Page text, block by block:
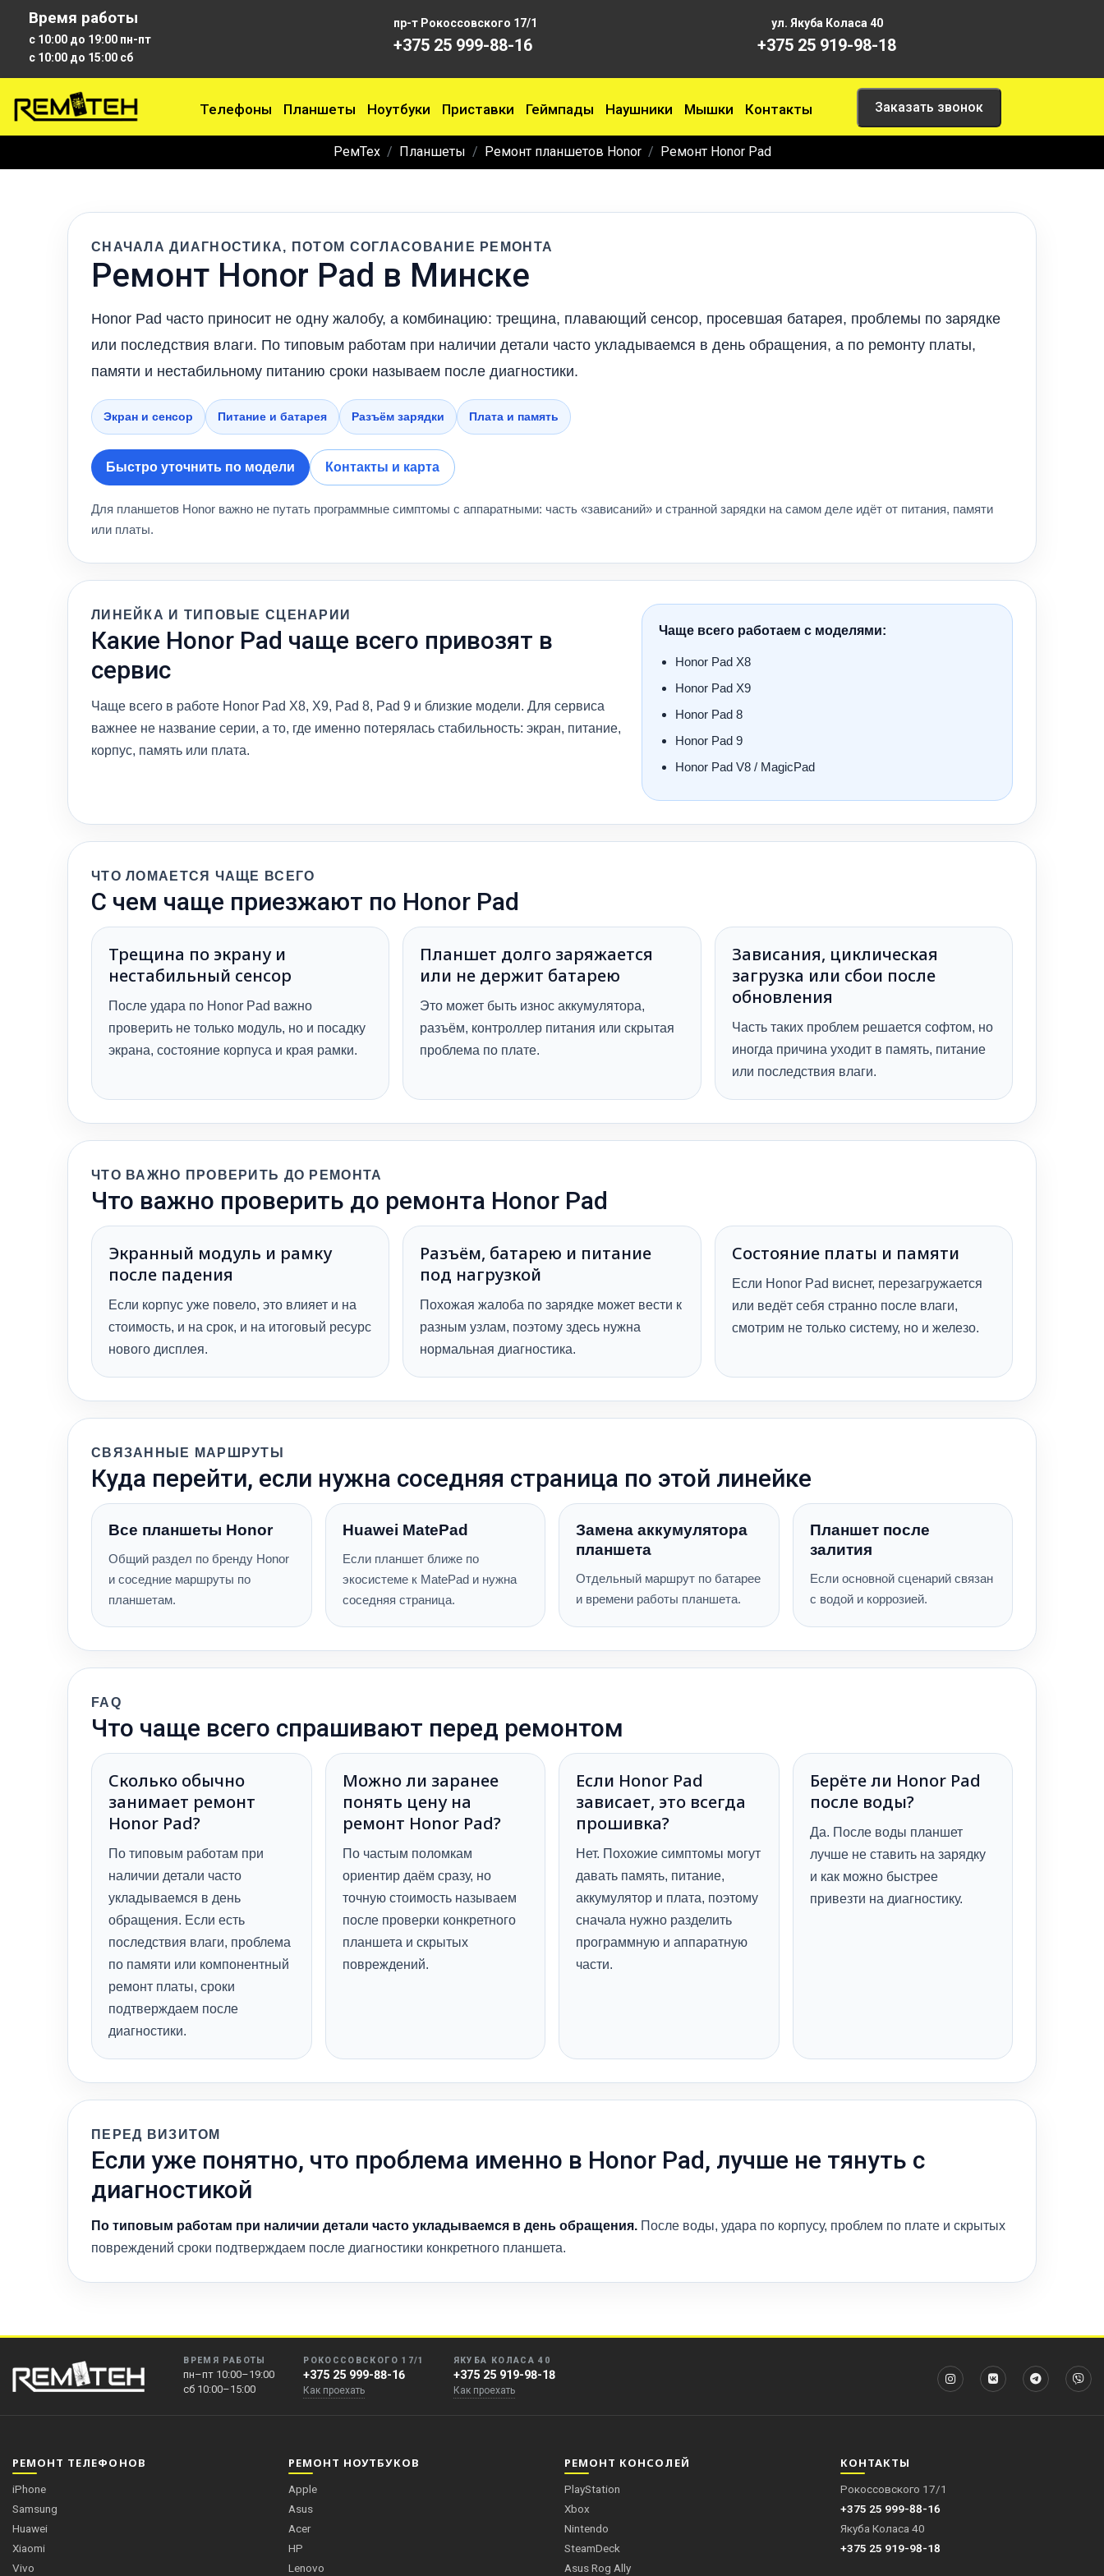
Время работы
с 10:00 до 19:00 пн-пт
с 10:00 до 15:00 сб
пр-т Рокоссовского 17/1
+375 25 999-88-16
ул. Якуба Коласа 40
+375 25 919-98-18
Телефоны Планшеты Ноутбуки Приставки Геймпады Наушники Мышки Контакты Заказать звонок
РемТех Планшеты Ремонт планшетов Honor Ремонт Honor Pad
СНАЧАЛА ДИАГНОСТИКА, ПОТОМ СОГЛАСОВАНИЕ РЕМОНТА
Ремонт Honor Pad в Минске
Honor Pad часто приносит не одну жалобу, а комбинацию: трещина, плавающий сенсор, просевшая батарея, проблемы по зарядке
или последствия влаги. По типовым работам при наличии детали часто укладываемся в день обращения, а по ремонту платы,
памяти и нестабильному питанию сроки называем после диагностики.
Экран и сенсор Питание и батарея Разъём зарядки Плата и память
Быстро уточнить по модели Контакты и карта
Для планшетов Honor важно не путать программные симптомы с аппаратными: часть «зависаний» и странной зарядки на самом деле идёт от питания, памяти
или платы.
ЛИНЕЙКА И ТИПОВЫЕ СЦЕНАРИИ
Какие Honor Pad чаще всего привозят в
сервис
Чаще всего в работе Honor Pad X8, X9, Pad 8, Pad 9 и близкие модели. Для сервиса
важнее не название серии, а то, где именно потерялась стабильность: экран, питание,
корпус, память или плата.
Чаще всего работаем с моделями:
Honor Pad X8
Honor Pad X9
Honor Pad 8
Honor Pad 9
Honor Pad V8 / MagicPad
ЧТО ЛОМАЕТСЯ ЧАЩЕ ВСЕГО
С чем чаще приезжают по Honor Pad
Трещина по экрану и
нестабильный сенсор
После удара по Honor Pad важно
проверить не только модуль, но и посадку
экрана, состояние корпуса и края рамки.
Планшет долго заряжается
или не держит батарею
Это может быть износ аккумулятора,
разъём, контроллер питания или скрытая
проблема по плате.
Зависания, циклическая
загрузка или сбои после
обновления
Часть таких проблем решается софтом, но
иногда причина уходит в память, питание
или последствия влаги.
ЧТО ВАЖНО ПРОВЕРИТЬ ДО РЕМОНТА
Что важно проверить до ремонта Honor Pad
Экранный модуль и рамку
после падения
Если корпус уже повело, это влияет и на
стоимость, и на срок, и на итоговый ресурс
нового дисплея.
Разъём, батарею и питание
под нагрузкой
Похожая жалоба по зарядке может вести к
разным узлам, поэтому здесь нужна
нормальная диагностика.
Состояние платы и памяти
Если Honor Pad виснет, перезагружается
или ведёт себя странно после влаги,
смотрим не только систему, но и железо.
СВЯЗАННЫЕ МАРШРУТЫ
Куда перейти, если нужна соседняя страница по этой линейке
Все планшеты Honor
Общий раздел по бренду Honor
и соседние маршруты по
планшетам.
Huawei MatePad
Если планшет ближе по
экосистеме к MatePad и нужна
соседняя страница.
Замена аккумулятора
планшета
Отдельный маршрут по батарее
и времени работы планшета.
Планшет после
залития
Если основной сценарий связан
с водой и коррозией.
FAQ
Что чаще всего спрашивают перед ремонтом
Сколько обычно
занимает ремонт
Honor Pad?
По типовым работам при
наличии детали часто
укладываемся в день
обращения. Если есть
последствия влаги, проблема
по памяти или компонентный
ремонт платы, сроки
подтверждаем после
диагностики.
Можно ли заранее
понять цену на
ремонт Honor Pad?
По частым поломкам
ориентир даём сразу, но
точную стоимость называем
после проверки конкретного
планшета и скрытых
повреждений.
Если Honor Pad
зависает, это всегда
прошивка?
Нет. Похожие симптомы могут
давать память, питание,
аккумулятор и плата, поэтому
сначала нужно разделить
программную и аппаратную
части.
Берёте ли Honor Pad
после воды?
Да. После воды планшет
лучше не ставить на зарядку
и как можно быстрее
привезти на диагностику.
ПЕРЕД ВИЗИТОМ
Если уже понятно, что проблема именно в Honor Pad, лучше не тянуть с
диагностикой
По типовым работам при наличии детали часто укладываемся в день обращения. После воды, удара по корпусу, проблем по плате и скрытых
повреждений сроки подтверждаем после диагностики конкретного планшета.
ВРЕМЯ РАБОТЫ
пн–пт 10:00–19:00
сб 10:00–15:00
РОКОССОВСКОГО 17/1
+375 25 999-88-16
Как проехать
ЯКУБА КОЛАСА 40
+375 25 919-98-18
Как проехать
РЕМОНТ ТЕЛЕФОНОВ
iPhone
Samsung
Huawei
Xiaomi
Vivo
РЕМОНТ НОУТБУКОВ
Apple
Asus
Acer
HP
Lenovo
РЕМОНТ КОНСОЛЕЙ
PlayStation
Xbox
Nintendo
SteamDeck
Asus Rog Ally
КОНТАКТЫ
Рокоссовского 17/1
+375 25 999-88-16
Якуба Коласа 40
+375 25 919-98-18